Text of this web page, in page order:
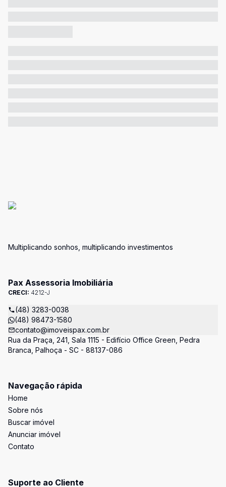
Multiplicando sonhos, multiplicando investimentos
Pax Assessoria Imobiliária
CRECI: 4212-J
(48) 3283-0038
(48) 98473-1580
contato@imoveispax.com.br
Rua da Praça, 241, Sala 1115 - Edifício Office Green, Pedra
Branca, Palhoça - SC - 88137-086
Navegação rápida
Home
Sobre nós
Buscar imóvel
Anunciar imóvel
Contato
Suporte ao Cliente